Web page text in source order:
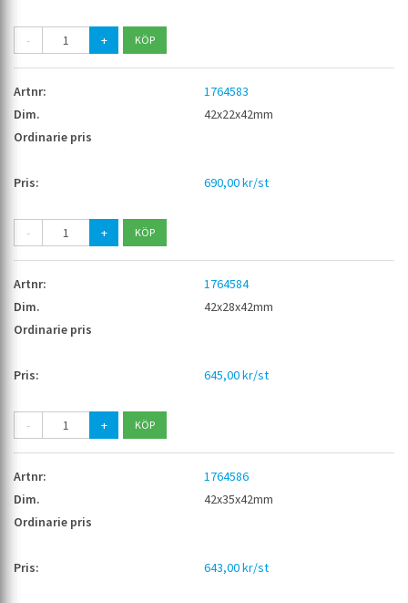
- +
1764583
42x22x42mm
690,00 kr/st
- +
1764584
42x28x42mm
645,00 kr/st
- +
1764586
42x35x42mm
643,00 kr/st